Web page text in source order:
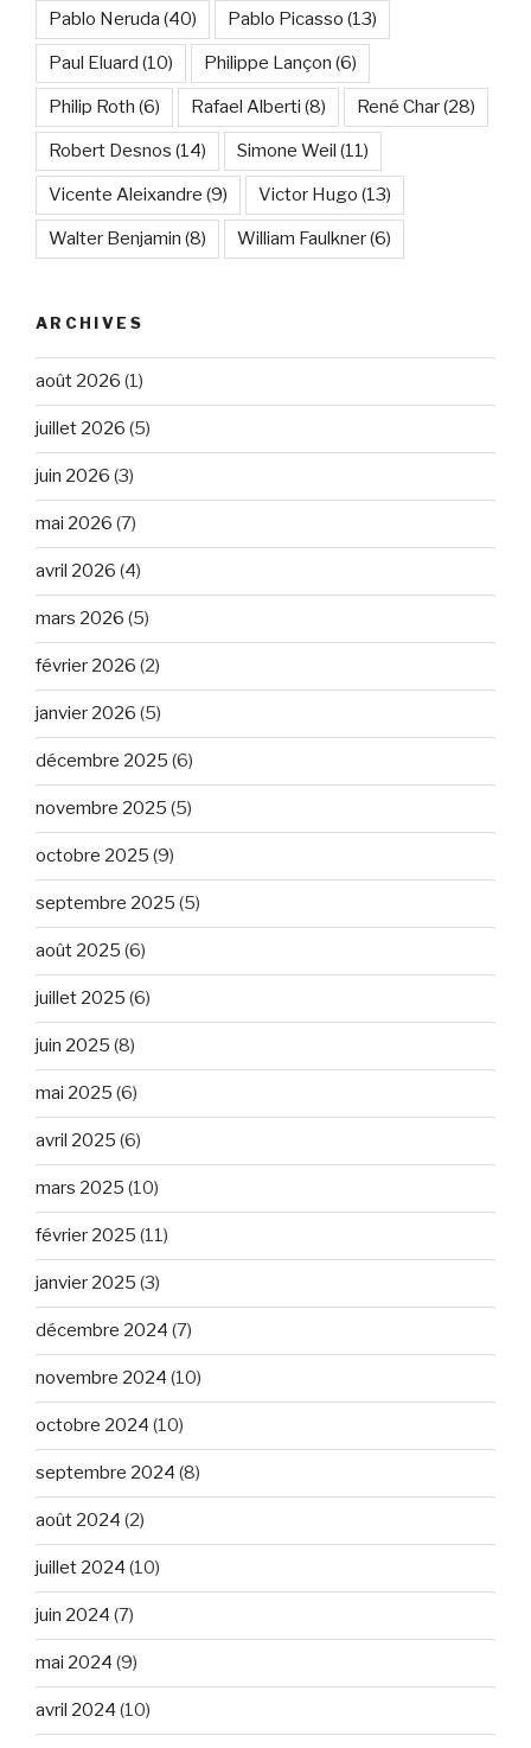
Pablo Neruda (40) Pablo Picasso (13)
Paul Eluard (10) Philippe Lançon (6)
Philip Roth (6) Rafael Alberti (8) René Char(28)
Robert Desnos (14) Simone Weil (11)
Vicente Aleixandre (9) Victor Hugo (13)
Walter Benjamin (8) William Faulkner(6)
ARCHIVES
août 2026 (1)
juillet 2026 (5)
juin 2026 (3)
mai 2026 (7)
avril 2026 (4)
mars 2026 (5)
février 2026 (2)
janvier 2026 (5)
décembre 2025 (6)
novembre 2025 (5)
octobre 2025 (9)
septembre 2025 (5)
août 2025 (6)
juillet 2025 (6)
juin 2025 (8)
mai 2025 (6)
avril 2025 (6)
mars 2025 (10)
février 2025 (11)
janvier 2025 (3)
décembre 2024 (7)
novembre 2024 (10)
octobre 2024 (10)
septembre 2024 (8)
août 2024 (2)
juillet 2024 (10)
juin 2024 (7)
mai 2024 (9)
avril 2024 (10)